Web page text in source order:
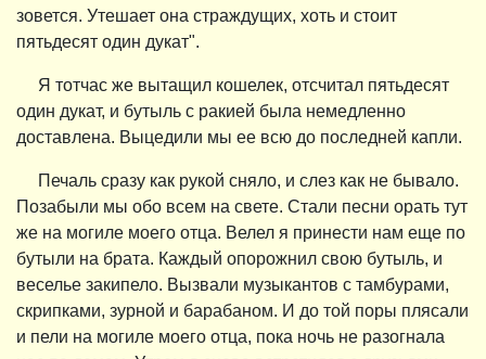
зовется. Утешает она страждущих, хоть и стоит
пятьдесят один дукат".
Я тотчас же вытащил кошелек, отсчитал пятьдесят
один дукат, и бутыль с ракией была немедленно
доставлена. Выцедили мы ее всю до последней капли.
Печаль сразу как рукой сняло, и слез как не бывало.
Позабыли мы обо всем на свете. Стали песни орать тут
же на могиле моего отца. Велел я принести нам еще по
бутыли на брата. Каждый опорожнил свою бутыль, и
веселье закипело. Вызвали музыкантов с тамбурами,
скрипками, зурной и барабаном. И до той поры плясали
и пели на могиле моего отца, пока ночь не разогнала